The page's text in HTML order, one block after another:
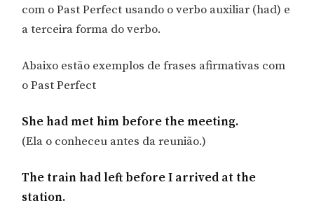
com o Past Perfect usando o verbo auxiliar (had) e
a terceira forma do verbo.
Abaixo estão exemplos de frases afirmativas com
o Past Perfect
She had met him before the meeting.
(Ela o conheceu antes da reunião.)
The train had left before I arrived at the
station.